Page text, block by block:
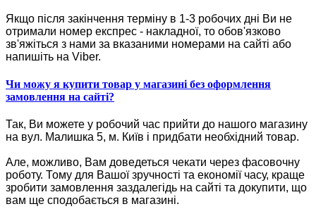
Якщо після закінчення терміну в 1-3 робочих дні Ви не
отримали номер експрес - накладної, то обов'язково
зв'яжіться з нами за вказаними номерами на сайті або
напишіть на Viber.
Чи можу я купити товар у магазині без оформлення
замовлення на сайті?
Так, Ви можете у робочий час прийти до нашого магазину
на вул. Малишка 5, м. Київ і придбати необхідний товар.
Але, можливо, Вам доведеться чекати через фасовочну
роботу. Тому для Вашої зручності та економії часу, краще
зробити замовлення заздалегідь на сайті та докупити, що
вам ще сподобається в магазині.